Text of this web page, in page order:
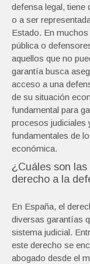
defensa legal, tiene
o a ser
Estado. En
pública o
aquellos que no
garantía busca
acceso a una
de su situación
fundamental para
procesos judiciales
fundamentales de
económica.
¿Cuáles son
derecho a la
En España, el
diversas garantías
sistema judicial.
este derecho se
abogado desde el